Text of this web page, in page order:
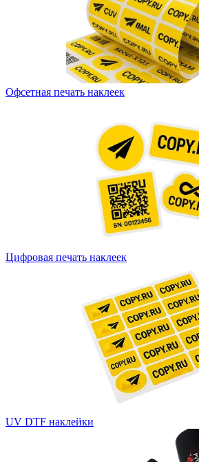
Офсетная печать наклеек
Цифровая печать наклеек
UV DTF наклейки